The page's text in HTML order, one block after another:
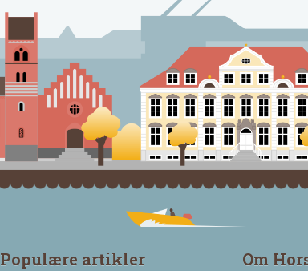
Populære artikler Om